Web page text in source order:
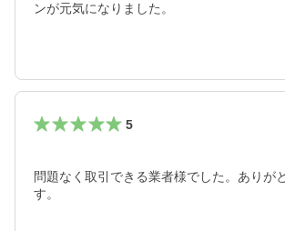
ンが元気になりました。
5
問題なく取引できる業者様でした。ありが
す。